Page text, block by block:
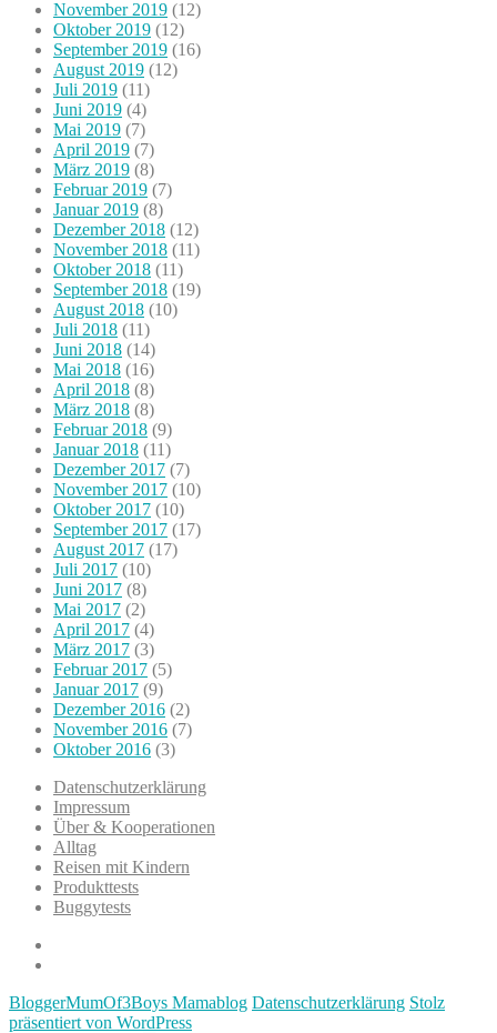
November 2019 (12)
Oktober 2019 (12)
September 2019 (16)
August 2019 (12)
Juli 2019 (11)
Juni 2019 (4)
Mai 2019 (7)
April 2019 (7)
März 2019 (8)
Februar 2019 (7)
Januar 2019 (8)
Dezember 2018 (12)
November 2018 (11)
Oktober 2018 (11)
September 2018 (19)
August 2018 (10)
Juli 2018 (11)
Juni 2018 (14)
Mai 2018 (16)
April 2018 (8)
März 2018 (8)
Februar 2018 (9)
Januar 2018 (11)
Dezember 2017 (7)
November 2017 (10)
Oktober 2017 (10)
September 2017 (17)
August 2017 (17)
Juli 2017 (10)
Juni 2017 (8)
Mai 2017 (2)
April 2017 (4)
März 2017 (3)
Februar 2017 (5)
Januar 2017 (9)
Dezember 2016 (2)
November 2016 (7)
Oktober 2016 (3)
Datenschutzerklärung
Impressum
Über & Kooperationen
Alltag
Reisen mit Kindern
Produkttests
Buggytests
BloggerMumOf3Boys Mamablog Datenschutzerklärung Stolz
präsentiert von WordPress